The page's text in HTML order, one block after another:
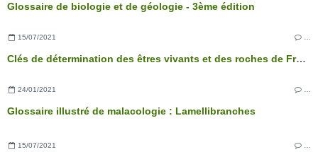
Glossaire de biologie et de géologie - 3ème édition
15/07/2021
Clés de détermination des êtres vivants et des roches de France - 3ème édition
24/01/2021
Glossaire illustré de malacologie : Lamellibranches
15/07/2021 …